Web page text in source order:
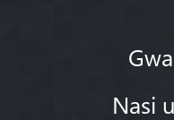
Nasi